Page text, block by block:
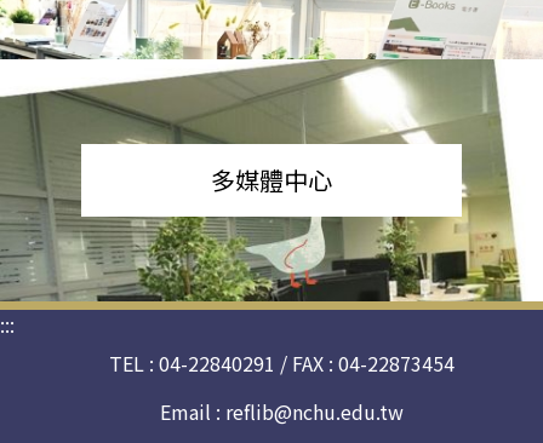
多媒體中心
:::
TEL : 04-22840291 / FAX : 04-22873454
Email : reflib@nchu.edu.tw